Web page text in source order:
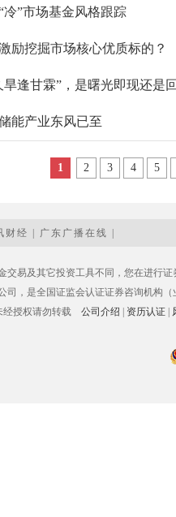
冷”市场基金风格跟踪
励挖掘市场核心优质标的？
旱逢甘霖”，是曙光即现还是
能产业东风已至
1 2 3 4 5
财经 广东广播在线
交易及其它投资工具不同，您在进行
司，是全国证监会认证证券咨询机构
授权请勿转载 公司介绍 资历认证